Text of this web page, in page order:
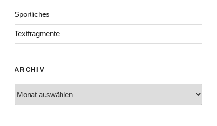
Sportliches
Textfragmente
ARCHIV